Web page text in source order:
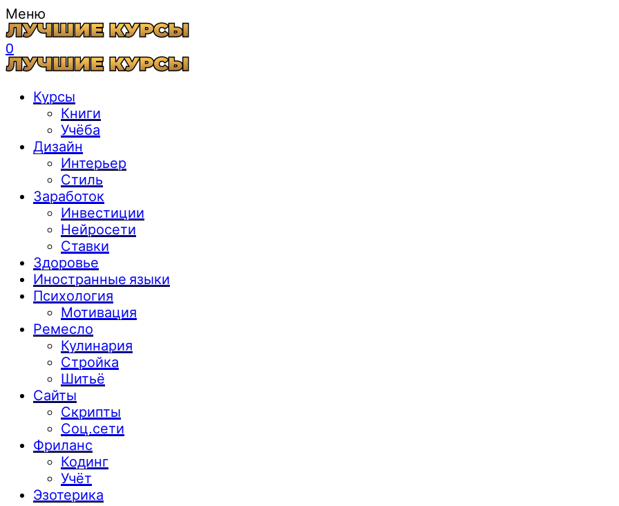
Меню
0
Курсы
Книги
Учёба
Дизайн
Интерьер
Стиль
Заработок
Инвестиции
Нейросети
Ставки
Здоровье
Иностранные языки
Психология
Мотивация
Ремесло
Кулинария
Стройка
Шитьё
Сайты
Скрипты
Соц.сети
Фриланс
Кодинг
Учёт
Эзотерика